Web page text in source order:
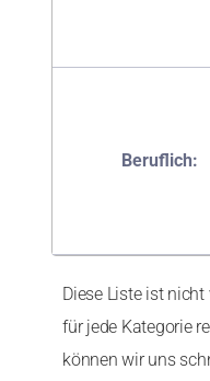
Beruflich:
Diese Liste ist
für jede Kategorie
können wir uns